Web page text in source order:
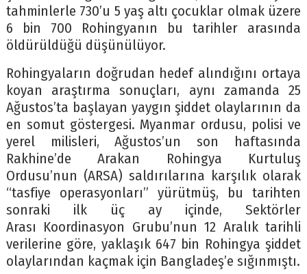
tahminlerle 730’u 5 yaş altı çocuklar olmak üzere
6 bin 700 Rohingyanın bu tarihler arasında
öldürüldüğü düşünülüyor.
Rohingyaların doğrudan hedef alındığını ortaya
koyan araştırma sonuçları, aynı zamanda 25
Ağustos’ta başlayan yaygın şiddet olaylarının da
en somut göstergesi. Myanmar ordusu, polisi ve
yerel milisleri, Ağustos’un son haftasında
Rakhine’de Arakan Rohingya Kurtuluş
Ordusu’nun (ARSA) saldırılarına karşılık olarak
“tasfiye operasyonları” yürütmüş, bu tarihten
sonraki ilk üç ay içinde, Sektörler
Arası Koordinasyon Grubu’nun 12 Aralık tarihli
verilerine göre, yaklaşık 647 bin Rohingya şiddet
olaylarından kaçmak için Bangladeş’e sığınmıştı.